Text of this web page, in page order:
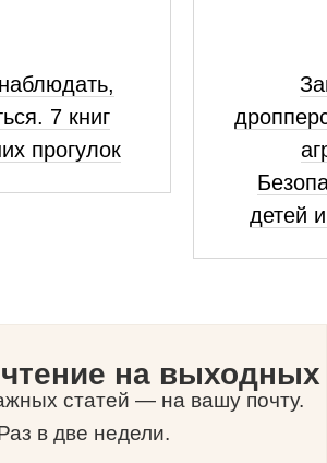
7 книг
прогулок
детей
на выходных
статей — на вашу почту.
в две недели.